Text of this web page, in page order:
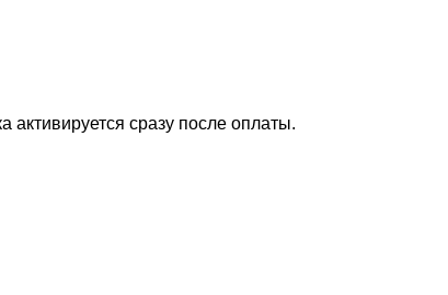
активируется сразу после оплаты.